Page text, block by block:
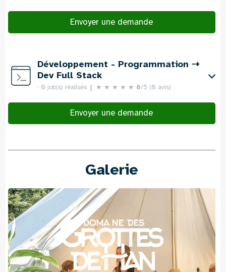
Envoyer une demande
Développement - Programmation ⇢
Dev Full Stack
0 job(s) réalisés ★ ★ ★ ★ ★ 0/5 (0 avis)
Envoyer une demande
Galerie